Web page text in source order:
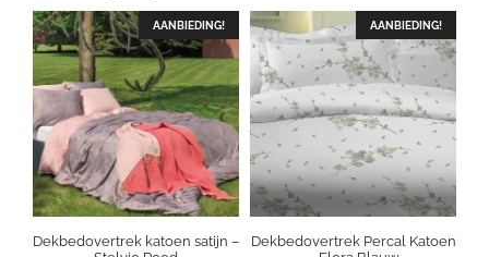
was:
29,50.
is:
15,00.
was:
69,50.
is:
39,95.
AANBIEDING!
Dekbedovertrek katoen satijn –
AANBIEDING!
Dekbedovertrek Percal Katoen